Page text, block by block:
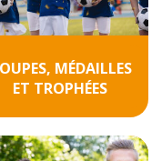
MÉDAILLES
ET TROPHÉES